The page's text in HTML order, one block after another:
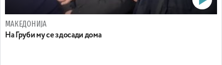
МАКЕДОНИЈА
На Груби му се здосади дома